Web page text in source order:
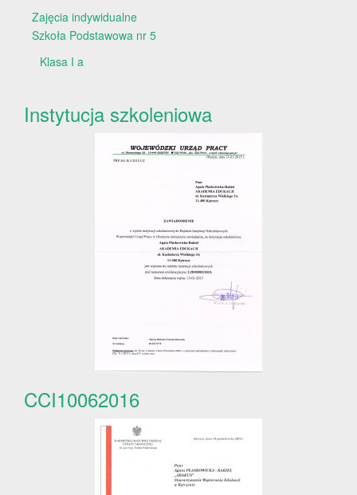
Zajęcia indywidualne
Szkoła Podstawowa nr 5
Klasa I a
Instytucja szkoleniowa
CCI10062016